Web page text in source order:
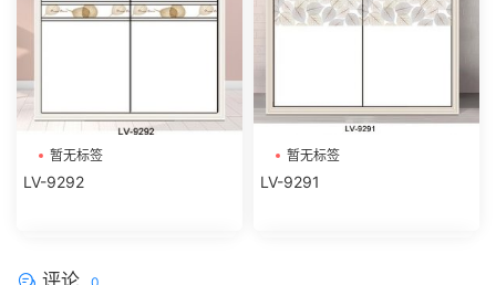
暂无标签
LV-9292
暂无标签
LV-9291